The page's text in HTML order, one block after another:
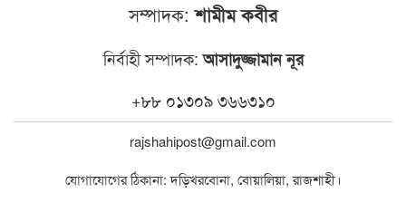
সম্পাদক: শামীম কবীর
নির্বাহী সম্পাদক:আসাদুজ্জামান নূর
+৮৮ ০১৩০৯ ৩৬৬৩১০
rajshahipost@gmail.com
যোগাযোগের ঠিকানা: দড়িখরবোনা, বোয়ালিয়া, রাজশাহী।